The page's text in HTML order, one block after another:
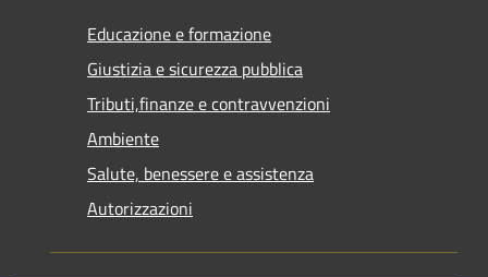
Educazione e formazione
Giustizia e sicurezza pubblica
Tributi,finanze e contravvenzioni
Ambiente
Salute, benessere e assistenza
Autorizzazioni